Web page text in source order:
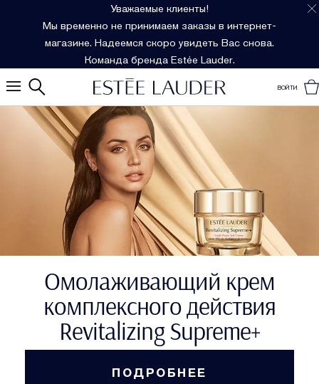
Уважаемые клиенты!
Мы временно не принимаем заказы в интернет-
магазине. Надеемся скоро увидеть Вас снова.
Команда бренда Estée Lauder.
ВОЙТИ
Омолаживающий крем
комплексного действия
Revitalizing Supreme+
ПОДРОБНЕЕ